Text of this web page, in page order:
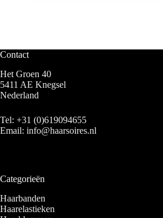
Contact
Het Groen 40
5411 AE Knegsel
Nederland
Tel: +31 (0)619094655
Email: info@haarsoires.nl
Categorieën
Haarbanden
Haarelastieken